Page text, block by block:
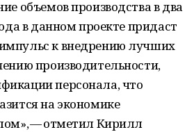
объемов производства в два
в данном проекте придаст
к внедрению лучших
производительности,
персонала, что
на экономике
— отметил Кирилл